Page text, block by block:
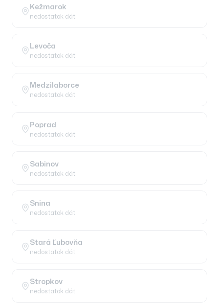
Kežmarok
nedostatok dát
Levoča
nedostatok dát
Medzilaborce
nedostatok dát
Poprad
nedostatok dát
Sabinov
nedostatok dát
Snina
nedostatok dát
Stará Ľubovňa
nedostatok dát
Stropkov
nedostatok dát